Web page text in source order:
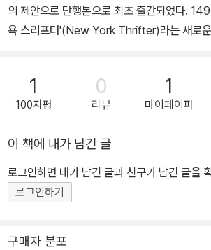
의 제안으로 단행본으로 최초 출간되었다.
욕 스리프터'(New York Thrifter)라는 새로운
늦깎이 뉴요커로서 축적한, 빈티지 패션을 둘
아낸다. "나는 평생 만화를 그렸어. 십 대 시절
고 이런 만화를 그리며 술집에 있기도 해."(「프
브랜드 하이마트(Heimat)와의 인터뷰에서 딕
체'에 대해 이렇게 말한다. "옷은 풍부한 표현
별로 진지하게 여기지 않는 대상이기도 해요. 딱 만화
장까지… 하여튼 우리 몸에 입고 신고 얹을 수
1
100자평
0
리뷰
1
마이페이퍼
이 책에 내가 남긴 글
로그인하면 내가 남긴 글과 친구가 남긴 글을
로그인하기
구매자 분포